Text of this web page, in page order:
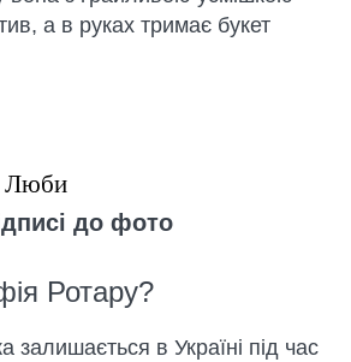
а в руках тримає букет
Люби
до фото
Ротару?
залишається в Україні під час